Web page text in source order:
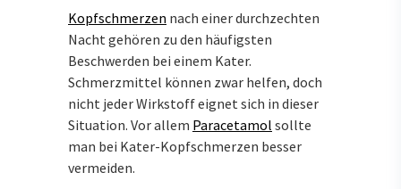
Kopfschmerzen nach einer durchzechten
Nacht gehören zu den häufigsten
Beschwerden bei einem Kater.
Schmerzmittel können zwar helfen, doch
nicht jeder Wirkstoff eignet sich in dieser
Situation. Vor allem Paracetamol sollte
man bei Kater-Kopfschmerzen besser
vermeiden.